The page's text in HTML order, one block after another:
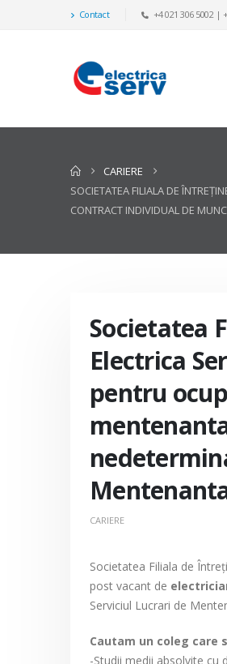
Contact +4 021 306 5002 |
CARIERE
SOCIETATEA FILIALA DE
CONTRACT INDIVIDUAL DE
Societatea
Electrica
pentru
CARIERE
Societatea Filiala de
post vacant de
Serviciul Lucrari de
Cautam un coleg care
-Studii medii absolvite cu